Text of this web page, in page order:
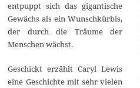
entpuppt sich das gigantische
Gewächs als ein Wunschkürbis,
der durch die Träume der
Menschen wächst.
Geschickt erzählt Caryl Lewis
eine Geschichte mit sehr vielen